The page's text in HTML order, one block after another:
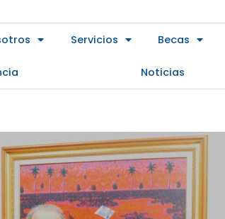
Servicios Becas
Noticias